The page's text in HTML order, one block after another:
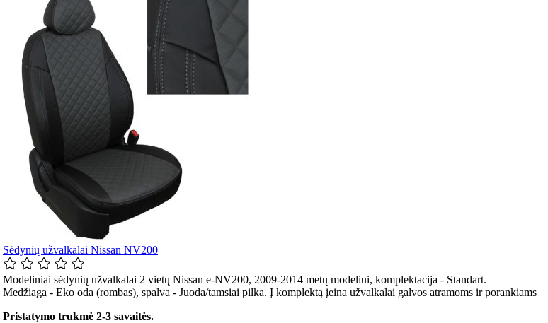
Sėdynių užvalkalai Nissan NV200
Modeliniai sėdynių užvalkalai 2 vietų Nissan e-NV200, 2009-2014 metų modeliui, komplektacija - Standart.
Medžiaga - Eko oda (rombas), spalva - Juoda/tamsiai pilka. Į komplektą įeina užvalkalai galvos atramoms ir porankiams
Pristatymo trukmė 2-3 savaitės.